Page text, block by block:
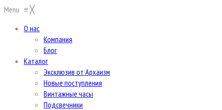
Menu ≡╳
О нас
Компания
Блог
Каталог
Эксклюзив от Архаизм
Новые поступления
Винтажные часы
Подсвечники